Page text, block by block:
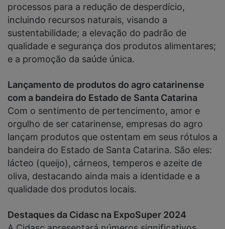
processos para a redução de desperdício,
incluindo recursos naturais, visando a
sustentabilidade; a elevação do padrão de
qualidade e segurança dos produtos alimentares;
e a promoção da saúde única.
Lançamento de produtos do agro catarinense
com a bandeira do Estado de Santa Catarina
Com o sentimento de pertencimento, amor e
orgulho de ser catarinense, empresas do agro
lançam produtos que ostentam em seus rótulos a
bandeira do Estado de Santa Catarina. São eles:
lácteo (queijo), cárneos, temperos e azeite de
oliva, destacando ainda mais a identidade e a
qualidade dos produtos locais.
Destaques da Cidasc na ExpoSuper 2024